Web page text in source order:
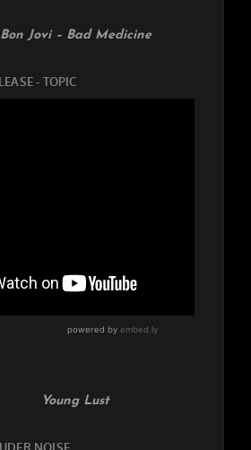
Bon Jovi – Bad Medicine
Young Lust